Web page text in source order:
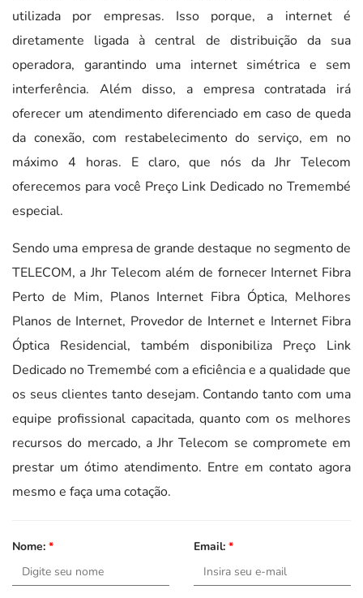
utilizada por empresas. Isso porque, a internet é
diretamente ligada à central de distribuição da sua
operadora, garantindo uma internet simétrica e sem
interferência. Além disso, a empresa contratada irá
oferecer um atendimento diferenciado em caso de queda
da conexão, com restabelecimento do serviço, em no
máximo 4 horas. E claro, que nós da Jhr Telecom
oferecemos para você Preço Link Dedicado no Tremembé
especial.
Sendo uma empresa de grande destaque no segmento de
TELECOM, a Jhr Telecom além de fornecer Internet Fibra
Perto de Mim, Planos Internet Fibra Óptica, Melhores
Planos de Internet, Provedor de Internet e Internet Fibra
Óptica Residencial, também disponibiliza Preço Link
Dedicado no Tremembé com a eficiência e a qualidade que
os seus clientes tanto desejam. Contando tanto com uma
equipe profissional capacitada, quanto com os melhores
recursos do mercado, a Jhr Telecom se compromete em
prestar um ótimo atendimento. Entre em contato agora
mesmo e faça uma cotação.
Nome: * Email: *